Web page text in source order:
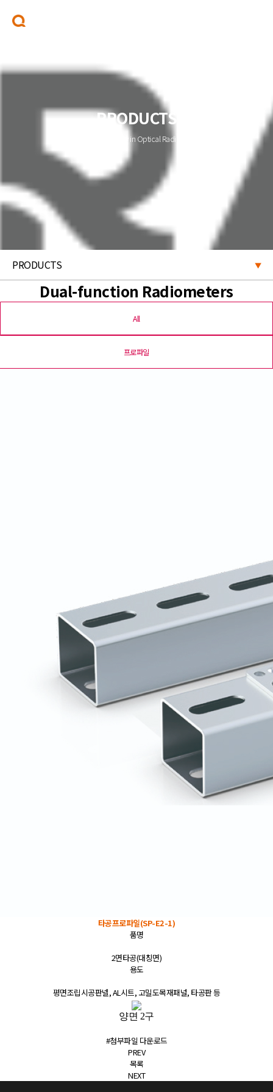
PRODUCTS
QRAD for Quality in Optical Radiometry
PRODUCTS
Dual-function Radiometers
All
프로파일
타공프로파일(SP-E2-1)
품명
2면타공(대칭면)
용도
평면조립시공판넬, AL시트, 고밀도목재패널, 타공판 등
양면 2구
#첨부파일 다운로드
PREV
목록
NEXT